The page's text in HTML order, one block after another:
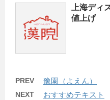
上海ディ
値上げ
PREV 豫園（よえん）
NEXT おすすめテキスト